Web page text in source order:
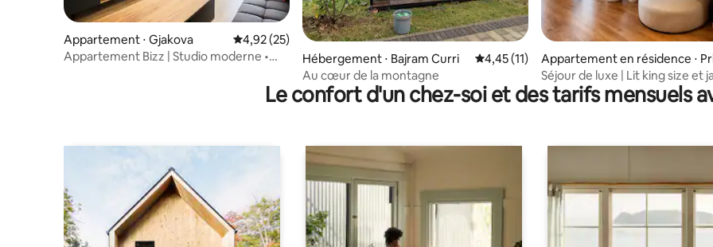
Appartement ⋅ Gjakova Évaluation moyenne sur la base de 25 commentaires : 4,92 sur 5
4,92 (25)
Appartement Bizz | Studio moderne •
Hébergement ⋅ Bajram Curri Évaluation moyenne sur la base de 11
4,45 (11)
Au cœur de la montagne
Appartement en résidence ⋅
en
Séjour de luxe | Lit king size et
Le confort d'un chez-soi et des tarifs mensuels